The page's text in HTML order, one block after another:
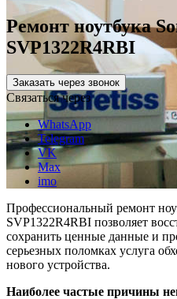
Ремонт ноутбука
SVP1322R4RBI
Заказать через звонок
Связаться через
WhatsApp
Telegram
VK
Max
imo
Профессиональный ремонт
SVP1322R4RBI позволяет
сохранить ценные данные и
серьезных поломках услуга
нового устройства.
Наиболее частые причины